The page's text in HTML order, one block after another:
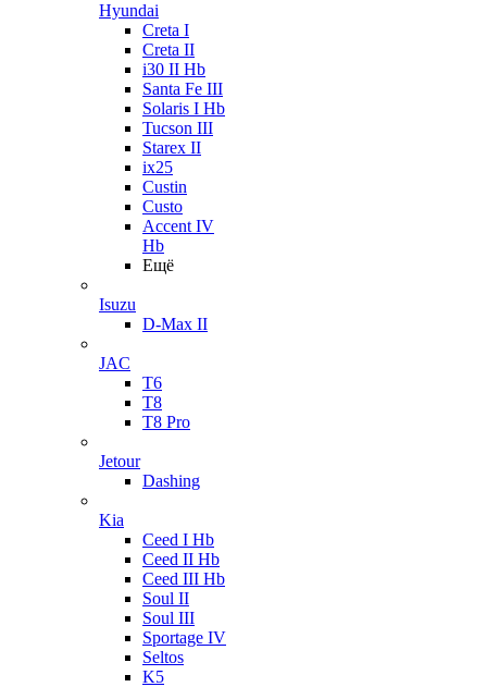
Hyundai
Creta I
Creta II
i30 II Hb
Santa Fe III
Solaris I Hb
Tucson III
Starex II
ix25
Custin
Custo
Accent IV
Hb
Ещё
Isuzu
D-Max II
JAC
T6
T8
T8 Pro
Jetour
Dashing
Kia
Ceed I Hb
Ceed II Hb
Ceed III Hb
Soul II
Soul III
Sportage IV
Seltos
K5